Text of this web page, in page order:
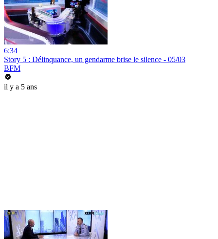
6:34
Story 5 : Délinquance, un gendarme brise le silence - 05/03
BFM
il y a 5 ans